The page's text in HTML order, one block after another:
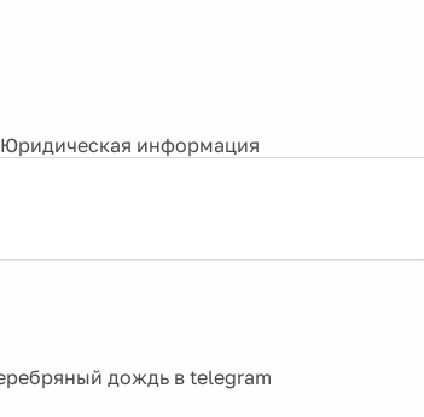
Юридическая информация